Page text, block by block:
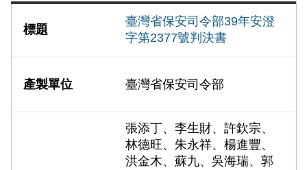
臺灣省保安司令部39年安澄
字第2377號判決書
臺灣省保安司令部
張添丁、李生財、許欽宗、
林德旺、朱永祥、楊進豐、
洪金木、蘇九、吳海瑞、郭